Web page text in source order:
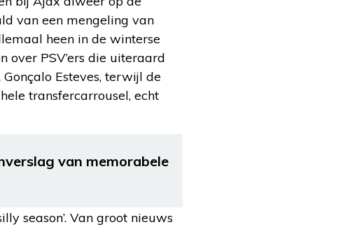
van een mengeling van
heen in de winterse
over PSV’ers die uiteraard
Esteves, terwijl de
transfercarrousel, echt
van memorabele
season’. Van groot nieuws